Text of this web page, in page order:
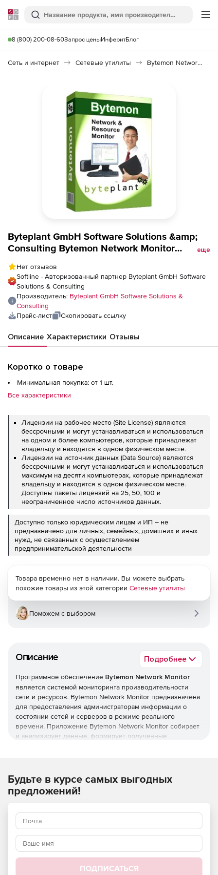
Softline
Поиск
8 (800) 200-08-60Запрос ценыИнферитБлог
Сеть и интернет Сетевые утилиты Bytemon Network Monitor
Byteplant GmbH Software Solutions &amp;
Consulting Bytemon Network Monitor
еще
Нет отзывов
Softline - Авторизованный партнер Byteplant GmbH Software
Solutions & Consulting
Производитель: Byteplant GmbH Software Solutions &
Consulting
Прайс-лист
Скопировать ссылку
Описание Характеристики Отзывы
Коротко о товаре
Минимальная покупка: от 1 шт.
Все характеристики
Лицензии на рабочее место (Site License) являются
бессрочными и могут устанавливаться и использоваться
на одном и более компьютеров, которые принадлежат
владельцу и находятся в одном физическом месте.
Лицензии на источник данных (Data Source) являются
бессрочными и могут устанавливаться и использоваться
максимум на десяти компьютерах, которые принадлежат
владельцу и находятся в одном физическом месте.
Доступны пакеты лицензий на 25, 50, 100 и
неограниченное число источников данных.
Доступно только юридическим лицам и ИП – не
предназначено для личных, семейных, домашних и иных
нужд, не связанных с осуществлением
предпринимательской деятельности
Описание Подробнее
Программное обеспечение Bytemon Network Monitor
является системой мониторинга производительности
сети и ресурсов. Bytemon Network Monitor предназначена
для предоставления администраторам информации о
состоянии сетей и серверов в режиме реального
времени. Приложение Bytemon Network Monitor собирает
и анализирует данные, формирует полученные
Программа Bytemon Network Monitor применяется для
ресурсов, получения всех видов данных
производительности, в частности, параметров
производительности сетей (используемости пропускной
способности и протоколов), производительности системы
(загрузки памяти и центрального процессора), сетевой
Товара временно нет в наличии. Вы можете выбрать
похожие товары из этой категории Сетевые утилиты
Поможем с выбором
Будьте в курсе самых выгодных
предложений!
ПОДПИСАТЬСЯ